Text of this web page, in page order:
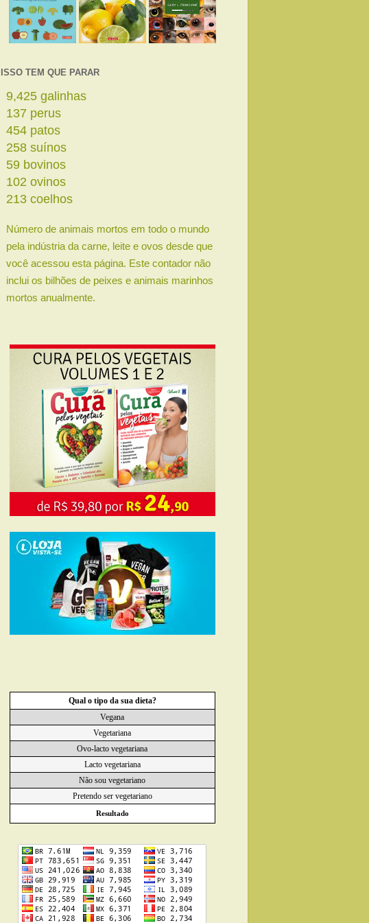
ISSO TEM QUE PARAR
11,458 galinhas
167 perus
552 patos
314 suínos
72 bovinos
124 ovinos
259 coelhos
Número de animais mortos em todo o mundo
pela indústria da carne, leite e ovos desde que
você acessou esta página. Este contador não
inclui os bilhões de peixes e animais marinhos
mortos anualmente.
Qual o tipo da sua dieta?
Vegana
Vegetariana
Ovo-lacto vegetariana
Lacto vegetariana
Não sou vegetariano
Pretendo ser vegetariano
Resultado